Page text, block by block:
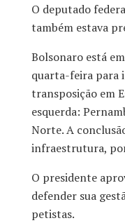
O deputado
também estava
Bolsonaro está
quarta-feira para
transposição em
esquerda:
Norte. A
infraestrutura,
O presidente
defender sua
petistas.